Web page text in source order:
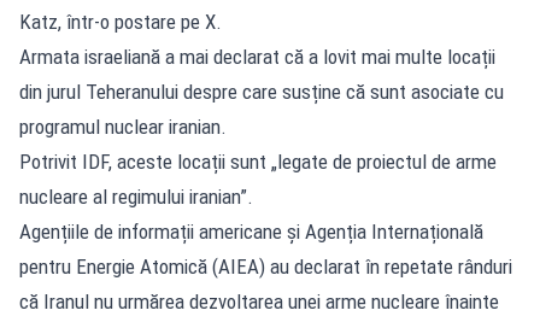
Katz, într-o postare pe X.
Armata israeliană a mai declarat că a lovit mai multe locații
din jurul Teheranului despre care susține că sunt asociate cu
programul nuclear iranian.
Potrivit IDF, aceste locații sunt „legate de proiectul de arme
nucleare al regimului iranian”.
Agențiile de informații americane și Agenția Internațională
pentru Energie Atomică (AIEA) au declarat în repetate rânduri
că Iranul nu urmărea dezvoltarea unei arme nucleare înainte